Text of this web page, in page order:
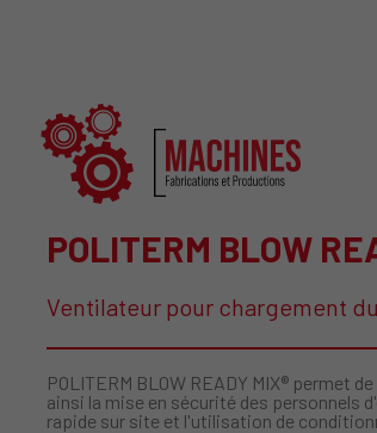
POLITERM BLOW
Ventilateur pour chargement
POLITERM BLOW READY MIX® permet
ainsi la mise en sécurité des personnels
rapide sur site et l'utilisation de